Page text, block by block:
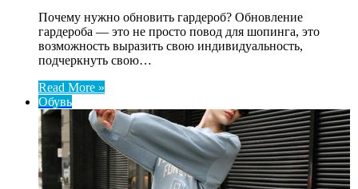
Почему нужно обновить гардероб? Обновление
гардероба — это не просто повод для шопинга, это
возможность выразить свою индивидуальность,
подчеркнуть свою…
Read More »
Обувь